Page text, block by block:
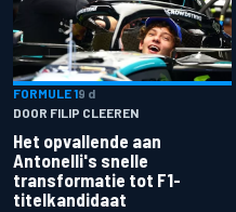
FORMULE 19 d
DOOR FILIP CLEEREN
Het opvallende aan
Antonelli's snelle
transformatie tot F1-
titelkandidaat